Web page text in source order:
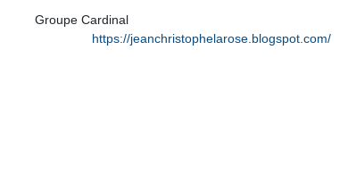
Groupe Cardinal
https://jeanchristophelarose.blogspot.com/